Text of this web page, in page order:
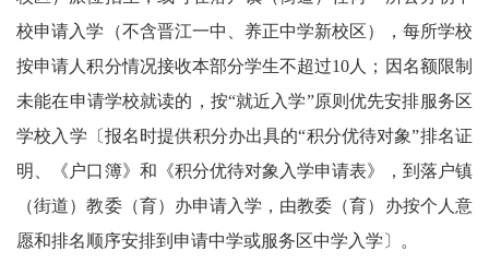
校申请入学（不含晋江一中、养正中学新校区），每所学校
按申请人积分情况接收本部分学生不超过10 人；因名额限制
未能在申请学校就读的，按“就近入学”原则优先安排服务区
学校入学〔报名时提供积分办出具的“积分优待对象”排名证
明、《户口簿》和《积分优待对象入学申请表》，到落户镇
（街道）教委（育）办申请入学，由教委（育）办按个人意
愿和排名顺序安排到申请中学或服务区中学入学〕。